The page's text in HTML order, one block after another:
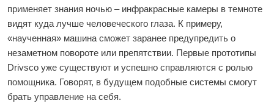
применяет знания ночью – инфракрасные камеры в темноте
видят куда лучше человеческого глаза. К примеру,
«наученная» машина сможет заранее предупредить о
незаметном повороте или препятствии. Первые прототипы
Drivsco уже существуют и успешно справляются с ролью
помощника. Говорят, в будущем подобные системы смогут
брать управление на себя.